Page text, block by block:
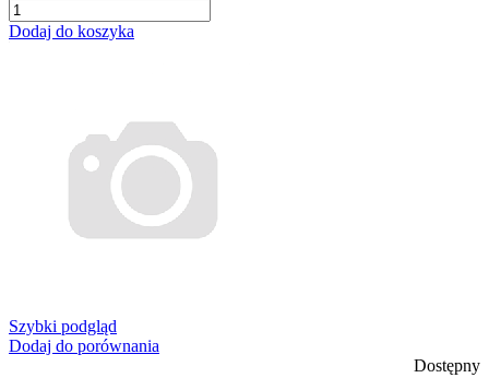
Dodaj do koszyka
Szybki podgląd
Dodaj do porównania
Dostępny